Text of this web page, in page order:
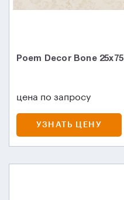
Poem Decor Bone 25x75
цена по запросу
УЗНАТЬ ЦЕНУ